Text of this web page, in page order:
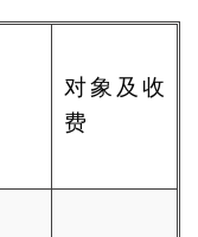
对象及收
费